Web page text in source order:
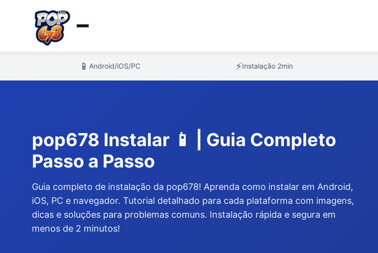
📱Android/iOS/PC ⚡Instalação 2min
pop678 Instalar 📱 | Guia Completo
Passo a Passo
Guia completo de instalação da pop678! Aprenda como instalar em Android,
iOS, PC e navegador. Tutorial detalhado para cada plataforma com imagens,
dicas e soluções para problemas comuns. Instalação rápida e segura em
menos de 2 minutos!